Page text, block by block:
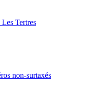
Tertres
non-surtaxés